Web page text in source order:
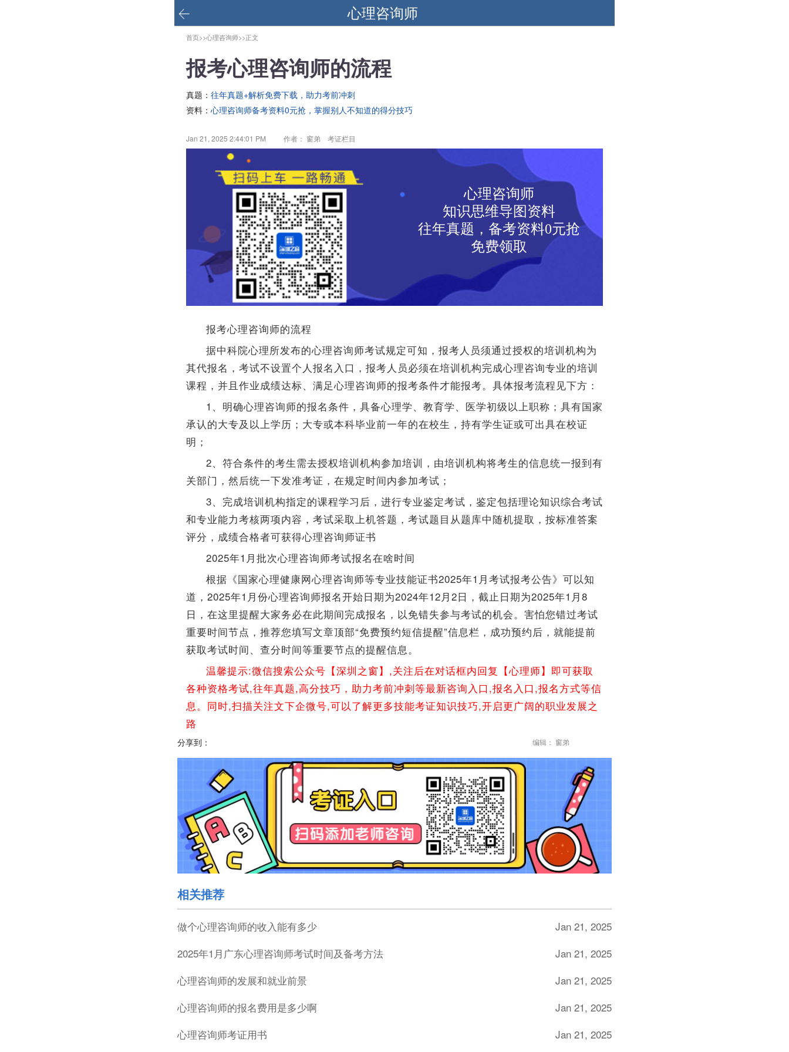
心理咨询师
首页>>心理咨询师>>正文
报考心理咨询师的流程
真题： 往年真题+解析免费下载，助力考前冲刺
资料： 心理咨询师备考资料0元抢，掌握别人不知道的得分技巧
Jan 21, 2025 2:44:01 PM 作者： 窗弟 考证栏目
心理咨询师
知识思维导图资料
往年真题，备考资料0元抢
免费领取
报考心理咨询师的流程
据中科院心理所发布的心理咨询师考试规定可知，报考人员须通过授权的培训机构为
其代报名，考试不设置个人报名入口，报考人员必须在培训机构完成心理咨询专业的培训
课程，并且作业成绩达标、满足心理咨询师的报考条件才能报考。具体报考流程见下方：
1、明确心理咨询师的报名条件，具备心理学、教育学、医学初级以上职称；具有国家
承认的大专及以上学历；大专或本科毕业前一年的在校生，持有学生证或可出具在校证
明；
2、符合条件的考生需去授权培训机构参加培训，由培训机构将考生的信息统一报到有
关部门，然后统一下发准考证，在规定时间内参加考试；
3、完成培训机构指定的课程学习后，进行专业鉴定考试，鉴定包括理论知识综合考试
和专业能力考核两项内容，考试采取上机答题，考试题目从题库中随机提取，按标准答案
评分，成绩合格者可获得心理咨询师证书
2025年1月批次心理咨询师考试报名在啥时间
根据《国家心理健康网心理咨询师等专业技能证书2025年1月考试报考公告》可以知
道，2025年1月份心理咨询师报名开始日期为2024年12月2日，截止日期为2025年1月8
日，在这里提醒大家务必在此期间完成报名，以免错失参与考试的机会。害怕您错过考试
重要时间节点，推荐您填写文章顶部“免费预约短信提醒”信息栏，成功预约后，就能提前
获取考试时间、查分时间等重要节点的提醒信息。
温馨提示:微信搜索公众号【深圳之窗】,关注后在对话框内回复【心理师】即可获取
各种资格考试,往年真题,高分技巧，助力考前冲刺等最新咨询入口,报名入口,报名方式等信
息。同时,扫描关注文下企微号,可以了解更多技能考证知识技巧,开启更广阔的职业发展之
路
分享到： 编辑： 窗弟
相关推荐
做个心理咨询师的收入能有多少
Jan 21, 2025
2025年1月广东心理咨询师考试时间及备考方法
Jan 21, 2025
心理咨询师的发展和就业前景
Jan 21, 2025
心理咨询师的报名费用是多少啊
Jan 21, 2025
心理咨询师考证用书
Jan 21, 2025